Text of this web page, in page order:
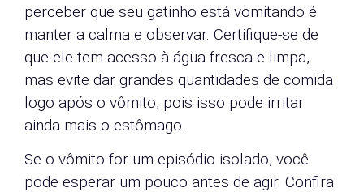
perceber que seu gatinho está vomitando é
manter a calma e observar. Certifique-se de
que ele tem acesso à água fresca e limpa,
mas evite dar grandes quantidades de comida
logo após o vômito, pois isso pode irritar
ainda mais o estômago.
Se o vômito for um episódio isolado, você
pode esperar um pouco antes de agir. Confira